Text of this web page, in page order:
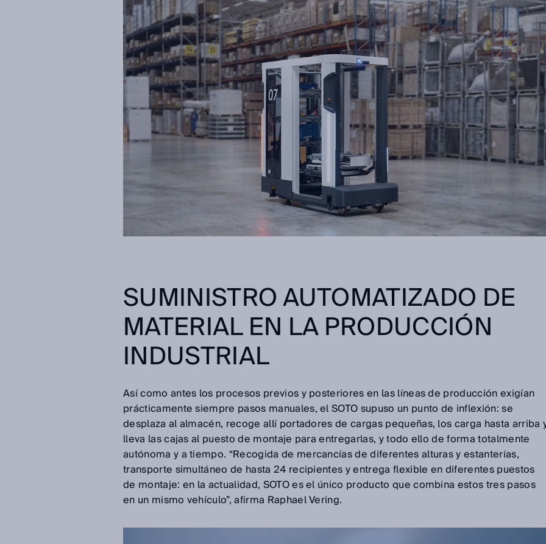
SUMINISTRO AUTOMATIZADO DE
MATERIAL EN LA PRODUCCIÓN
INDUSTRIAL
Así como antes los procesos previos y posteriores en las líneas de producción exigían
prácticamente siempre pasos manuales, el SOTO supuso un punto de inflexión: se
desplaza al almacén, recoge allí portadores de cargas pequeñas, los carga hasta arriba
lleva las cajas al puesto de montaje para entregarlas, y todo ello de forma totalmente
autónoma y a tiempo. “Recogida de mercancías de diferentes alturas y estanterías,
transporte simultáneo de hasta 24 recipientes y entrega flexible en diferentes puestos
de montaje: en la actualidad, SOTO es el único producto que combina estos tres pasos
en un mismo vehículo”, afirma Raphael Vering.